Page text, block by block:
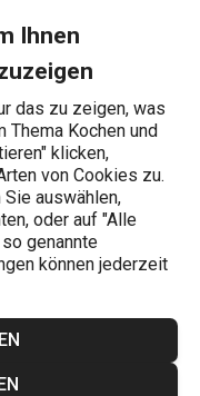
Ihnen
das zu zeigen, was
Thema Kochen und
klicken,
von Cookies zu.
auswählen,
oder auf "Alle
genannte
können jederzeit
als
und Glasdeckel. Wir
und
können Sie die